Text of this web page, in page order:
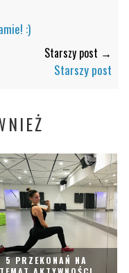
:)
Starszy post →
Starszy post
5 PRZEKONAŃ NA